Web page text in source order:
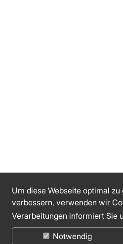
Um diese Webseite optimal
verbessern, verwenden wir
Verarbeitungen informiert Sie
Notwendig